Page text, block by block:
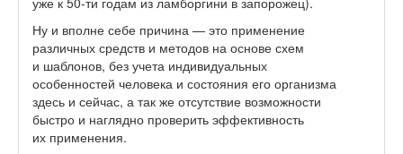
Ну и вполне себе причина — это применение
различных средств и методов на основе схем
и шаблонов, без учета индивидуальных
особенностей человека и состояния его организма
здесь и сейчас, а так же отсутствие возможности
быстро и наглядно проверить эффективность
их применения.